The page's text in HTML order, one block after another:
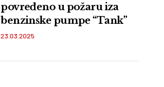
povređeno u požaru iza
benzinske pumpe “Tank”
23.03.2025